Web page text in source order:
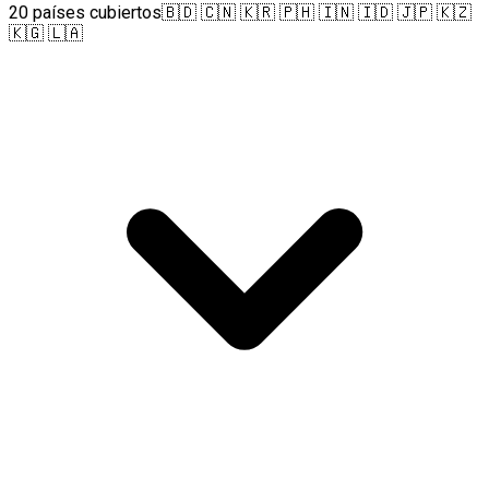
20 países cubiertos🇧🇩 🇨🇳 🇰🇷 🇵🇭 🇮🇳 🇮🇩 🇯🇵 🇰🇿
🇰🇬 🇱🇦